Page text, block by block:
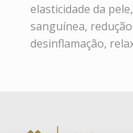
elasticidade da
sanguínea,
desinflamação,